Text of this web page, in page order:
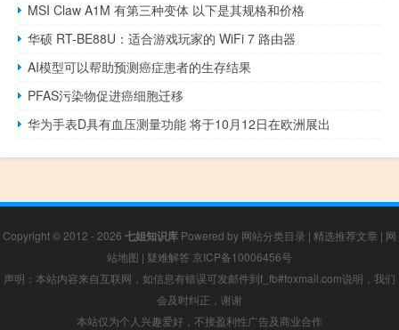
MSI Claw A1M 有第三种变体 以下是其规格和价格
华硕 RT-BE88U：适合游戏玩家的 WiFi 7 路由器
AI模型可以帮助预测癌症患者的生存结果
PFAS污染物促进癌细胞迁移
华为手表D具有血压测量功能 将于10月12日在欧洲展出
Copyright © 2012 - 2026 七姐知识库 Powered by 网站分类目录 | 精选推荐文章 | 网
站地图 | 疑难解答 京ICP备10006456号
声明：本站内容来自互联网，如信息有错误可发邮件到f_fb#foxmail.com说明，我们
会及时纠正，谢谢
本站仅为个人兴趣爱好，不接盈利性广告及商业合作